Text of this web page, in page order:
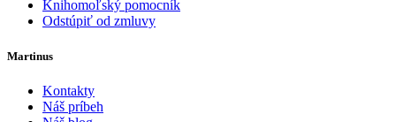
Knihomoľský pomocník
Odstúpiť od zmluvy
Martinus
Kontakty
Náš príbeh